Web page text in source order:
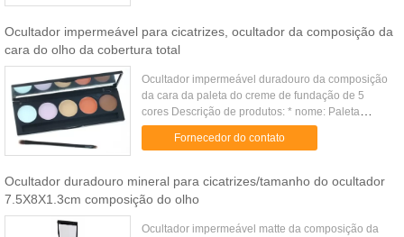
Ocultador impermeável para cicatrizes, ocultador da composição da
cara do olho da cobertura total
Ocultador impermeável duradouro da composição
da cara da paleta do creme de fundação de 5
cores Descrição de produtos: * nome: Paleta
impermeável do creme de fundação de 5 cores *
peso: 90 g * tamanho: 10x5x1 ...
Fornecedor do contato
Ocultador duradouro mineral para cicatrizes/tamanho do ocultador
7.5X8X1.3cm composição do olho
Ocultador impermeável matte da composição da